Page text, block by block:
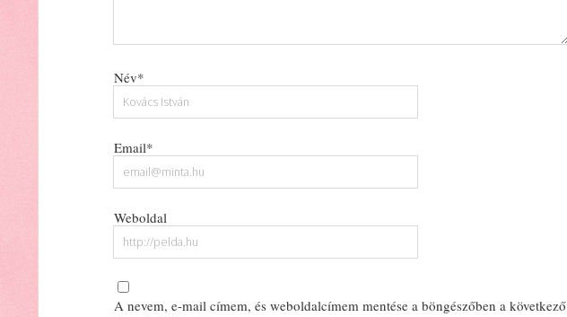
Név*
Email*
Weboldal
A nevem, e-mail címem, és weboldalcímem mentése a böngészőben a következő